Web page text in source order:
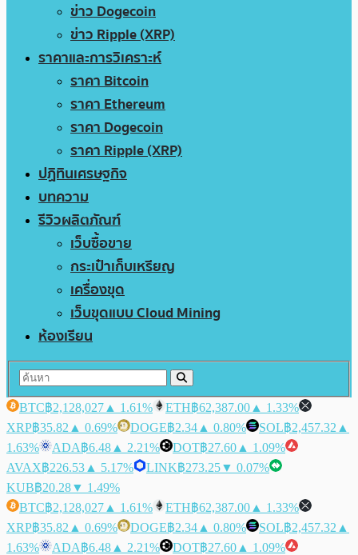
ข่าว Dogecoin
ข่าว Ripple (XRP)
ราคาและการวิเคราะห์
ราคา Bitcoin
ราคา Ethereum
ราคา Dogecoin
ราคา Ripple (XRP)
ปฏิทินเศรษฐกิจ
บทความ
รีวิวผลิตภัณฑ์
เว็บซื้อขาย
กระเป๋าเก็บเหรียญ
เครื่องขุด
เว็บขุดแบบ Cloud Mining
ห้องเรียน
BTC฿2,128,027 ▲ 1.61% ETH฿62,387.00 ▲ 1.33%
XRP฿35.82 ▲ 0.69% DOGE฿2.34 ▲ 0.80% SOL฿2,457.32 ▲
1.63%
ADA฿6.48 ▲ 2.21% DOT฿27.60 ▲ 1.09%
AVAX฿226.53 ▲ 5.17% LINK฿273.25▼ 0.07%
KUB฿20.28▼ 1.49%
BTC฿2,128,027 ▲ 1.61% ETH฿62,387.00 ▲ 1.33%
XRP฿35.82 ▲ 0.69% DOGE฿2.34 ▲ 0.80% SOL฿2,457.32 ▲
1.63%
ADA฿6.48 ▲ 2.21% DOT฿27.60 ▲ 1.09%